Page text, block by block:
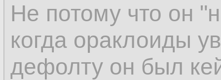
Не потому что он
когда ораклоиды
дефолту он был